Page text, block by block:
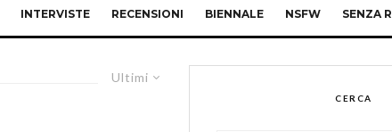
INTERVISTE RECENSIONI BIENNALE NSFW SENZA
Ultimi
CERCA